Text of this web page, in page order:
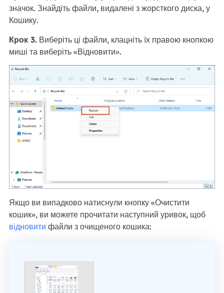
значок. Знайдіть файли, видалені з жорсткого диска, у
Кошику.
Крок 3.Виберіть ці файли, клацніть їх правою кнопкою
миші та виберіть «Відновити».
Якщо ви випадково натиснули кнопку «Очистити
кошик», ви можете прочитати наступний уривок, щоб
відновити файли з очищеного кошика: